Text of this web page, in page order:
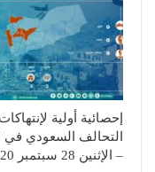
إحصائية أولية لإنتهاكات
التحالف السعودي في
– الإثنين 28 سبتمبر 2020